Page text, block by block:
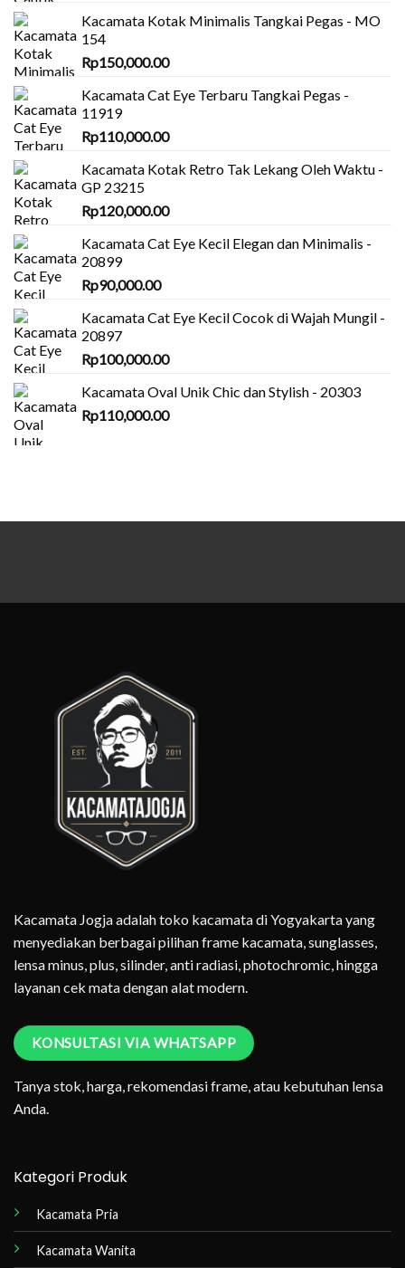
Kacamata Kotak Minimalis Tangkai Pegas - MO
154
Rp150,000.00
Kacamata Cat Eye Terbaru Tangkai Pegas -
11919
Rp110,000.00
Kacamata Kotak Retro Tak Lekang Oleh Waktu -
GP 23215
Rp120,000.00
Kacamata Cat Eye Kecil Elegan dan Minimalis -
20899
Rp90,000.00
Kacamata Cat Eye Kecil Cocok di Wajah Mungil -
20897
Rp100,000.00
Kacamata Oval Unik Chic dan Stylish - 20303
Rp110,000.00
Kacamata Jogja adalah toko kacamata di Yogyakarta yang
menyediakan berbagai pilihan frame kacamata, sunglasses,
lensa minus, plus, silinder, anti radiasi, photochromic, hingga
layanan cek mata dengan alat modern.
KONSULTASI VIA WHATSAPP
Tanya stok, harga, rekomendasi frame, atau kebutuhan lensa
Anda.
Kategori Produk
Kacamata Pria
Kacamata Wanita